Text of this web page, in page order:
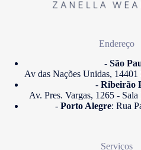
Endereço
- São
Av das Nações Unidas,
-Ribeirão
Av. Pres. Vargas, 1265 -
-Porto Alegre: Rua
Serviços